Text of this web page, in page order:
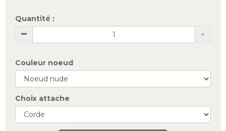
Quantité :
Couleur noeud
Choix attache